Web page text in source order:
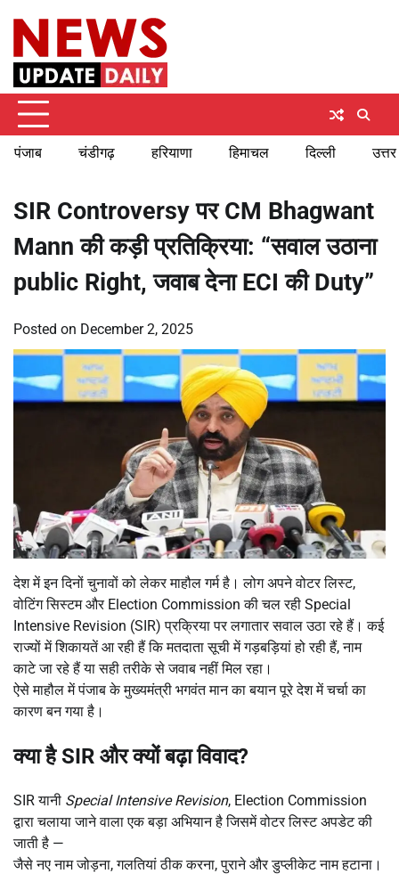
content
पंजाब चंडीगढ़ हरियाणा हिमाचल दिल्ली
SIR Controversy पर CM Bhagwant
Mann की कड़ी प्रतिक्रिया: “सवाल उठाना
public Right, जवाब देना ECI की Duty”
Posted on December 2, 2025
देश में इन दिनों चुनावों को लेकर माहौल गर्म है। लोग अपने वोटर लिस्ट,
वोटिंग सिस्टम और Election Commission की चल रही Special
Intensive Revision (SIR) प्रक्रिया पर लगातार सवाल उठा रहे हैं। कई
राज्यों में शिकायतें आ रही हैं कि मतदाता सूची में गड़बड़ियां हो रही हैं, नाम
काटे जा रहे हैं या सही तरीके से जवाब नहीं मिल रहा।
ऐसे माहौल में पंजाब के मुख्यमंत्री भगवंत मान का बयान पूरे देश में चर्चा का
कारण बन गया है।
क्या हैSIR और क्यों बढ़ा विवाद?
SIR यानी Special Intensive Revision, Election Commission
द्वारा चलाया जाने वाला एक बड़ा अभियान है जिसमें वोटर लिस्ट अपडेट की
जाती है —
जैसे नए नाम जोड़ना, गलतियां ठीक करना, पुराने और डुप्लीकेट नाम हटाना।